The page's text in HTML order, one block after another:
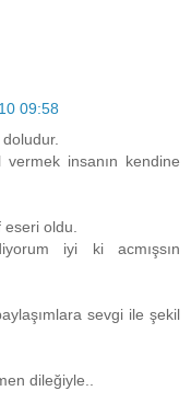
09:58
insanın kendine
oldu.
iyi ki acmışsın
sevgi ile şekil
dileğiyle..